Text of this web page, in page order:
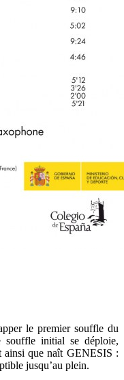
le premier souffle du
souffle initial se déploie,
ainsi que naît GENESIS :
jusqu’au plein.